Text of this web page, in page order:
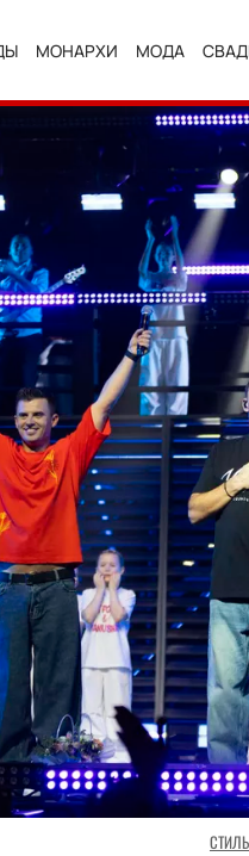
МОНАРХИ МОДА